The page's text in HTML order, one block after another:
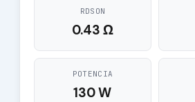
RDSON
0.43 Ω
POTENCIA
130 W